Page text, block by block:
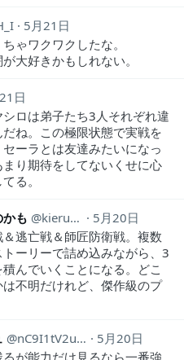
5月21日
ゃワクワクしたな。
大好きかもしれない。
日
ロは弟子たち3人それぞれ違
ね。この極限状態で実戦を
ーラとは友達みたいになっ
り期待をしてないくせに心
る。
も kieru_kieru
5月20日
逃亡戦＆師匠防衛戦。複数
ーリーで詰め込みながら、3
んでいくことになる。どこ
不明だけれど、傑作級のプ
nC9I1tV2u5k8K4q
5月20日